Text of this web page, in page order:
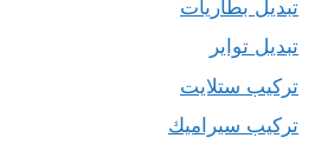
تبديل بطاريات
تبديل تواير
تركيب ستلايت
تركيب سيراميك